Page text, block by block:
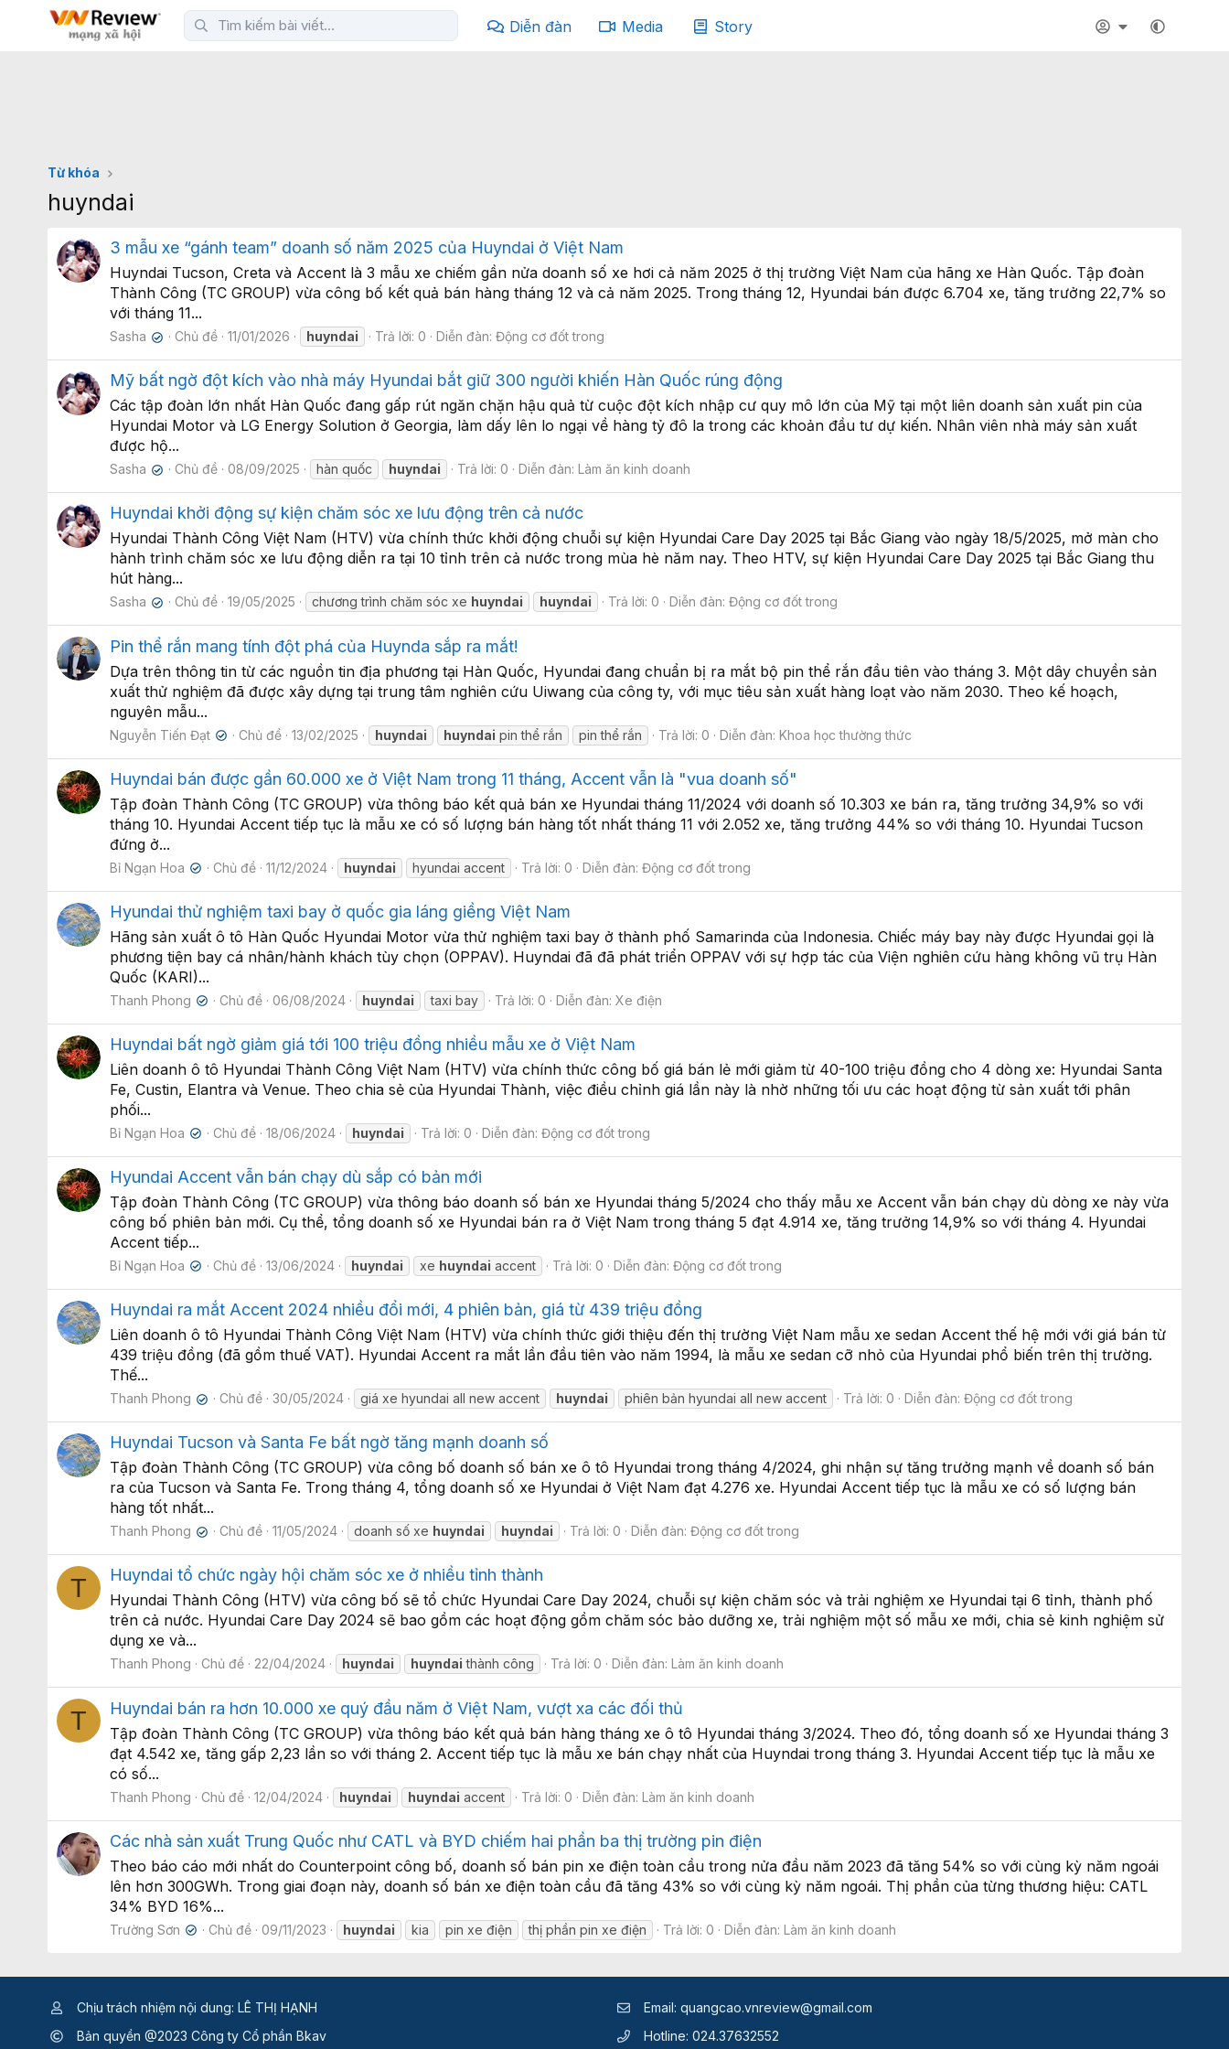
Diễn đàn Media Story
Từ khóa
huyndai
3 mẫu xe “gánh team” doanh số năm 2025 của Huyndai ở Việt Nam
Huyndai Tucson, Creta và Accent là 3 mẫu xe chiếm gần nửa doanh số xe hơi cả năm 2025 ở thị trường Việt Nam của hãng xe Hàn Quốc. Tập đoàn
Thành Công (TC GROUP) vừa công bố kết quả bán hàng tháng 12 và cả năm 2025. Trong tháng 12, Hyundai bán được 6.704 xe, tăng trưởng 22,7% so
với tháng 11...
Sasha ✔ Chủ đề 11/01/2026 huyndai Trả lời: 0 Diễn đàn:Động cơ đốt trong
Mỹ bất ngờ đột kích vào nhà máy Hyundai bắt giữ 300 người khiến Hàn Quốc rúng động
Các tập đoàn lớn nhất Hàn Quốc đang gấp rút ngăn chặn hậu quả từ cuộc đột kích nhập cư quy mô lớn của Mỹ tại một liên doanh sản xuất pin của
Hyundai Motor và LG Energy Solution ở Georgia, làm dấy lên lo ngại về hàng tỷ đô la trong các khoản đầu tư dự kiến. Nhân viên nhà máy sản xuất
được hộ...
Sasha ✔ Chủ đề 08/09/2025 hàn quốc huyndai Trả lời: 0 Diễn đàn:Làm ăn kinh doanh
Huyndai khởi động sự kiện chăm sóc xe lưu động trên cả nước
Hyundai Thành Công Việt Nam (HTV) vừa chính thức khởi động chuỗi sự kiện Hyundai Care Day 2025 tại Bắc Giang vào ngày 18/5/2025, mở màn cho
hành trình chăm sóc xe lưu động diễn ra tại 10 tỉnh trên cả nước trong mùa hè năm nay. Theo HTV, sự kiện Hyundai Care Day 2025 tại Bắc Giang thu
hút hàng...
Sasha ✔ Chủ đề 19/05/2025 chương trình chăm sóc xe huyndai huyndai Trả lời: 0 Diễn đàn:Động cơ đốt trong
Pin thể rắn mang tính đột phá của Huynda sắp ra mắt!
Dựa trên thông tin từ các nguồn tin địa phương tại Hàn Quốc, Hyundai đang chuẩn bị ra mắt bộ pin thể rắn đầu tiên vào tháng 3. Một dây chuyền sản
xuất thử nghiệm đã được xây dựng tại trung tâm nghiên cứu Uiwang của công ty, với mục tiêu sản xuất hàng loạt vào năm 2030. Theo kế hoạch,
nguyên mẫu...
Nguyễn Tiến Đạt ✔ Chủ đề 13/02/2025 huyndai huyndai pin thể rắn pin thể rắn Trả lời: 0 Diễn đàn:Khoa học thường thức
Huyndai bán được gần 60.000 xe ở Việt Nam trong 11 tháng, Accent vẫn là "vua doanh số"
Tập đoàn Thành Công (TC GROUP) vừa thông báo kết quả bán xe Hyundai tháng 11/2024 với doanh số 10.303 xe bán ra, tăng trưởng 34,9% so với
tháng 10. Hyundai Accent tiếp tục là mẫu xe có số lượng bán hàng tốt nhất tháng 11 với 2.052 xe, tăng trưởng 44% so với tháng 10. Hyundai Tucson
đứng ở...
Bỉ Ngạn Hoa ✔ Chủ đề 11/12/2024 huyndai hyundai accent Trả lời: 0 Diễn đàn:Động cơ đốt trong
Hyundai thử nghiệm taxi bay ở quốc gia láng giềng Việt Nam
Hãng sản xuất ô tô Hàn Quốc Hyundai Motor vừa thử nghiệm taxi bay ở thành phố Samarinda của Indonesia. Chiếc máy bay này được Hyundai gọi là
phương tiện bay cá nhân/hành khách tùy chọn (OPPAV). Huyndai đã đã phát triển OPPAV với sự hợp tác của Viện nghiên cứu hàng không vũ trụ Hàn
Quốc (KARI)...
Thanh Phong ✔ Chủ đề 06/08/2024 huyndai taxi bay Trả lời: 0 Diễn đàn:Xe điện
Huyndai bất ngờ giảm giá tới 100 triệu đồng nhiều mẫu xe ở Việt Nam
Liên doanh ô tô Hyundai Thành Công Việt Nam (HTV) vừa chính thức công bố giá bán lẻ mới giảm từ 40-100 triệu đồng cho 4 dòng xe: Hyundai Santa
Fe, Custin, Elantra và Venue. Theo chia sẻ của Hyundai Thành, việc điều chỉnh giá lần này là nhờ những tối ưu các hoạt động từ sản xuất tới phân
phối...
Bỉ Ngạn Hoa ✔ Chủ đề 18/06/2024 huyndai Trả lời: 0 Diễn đàn:Động cơ đốt trong
Hyundai Accent vẫn bán chạy dù sắp có bản mới
Tập đoàn Thành Công (TC GROUP) vừa thông báo doanh số bán xe Hyundai tháng 5/2024 cho thấy mẫu xe Accent vẫn bán chạy dù dòng xe này vừa
công bố phiên bản mới. Cụ thể, tổng doanh số xe Hyundai bán ra ở Việt Nam trong tháng 5 đạt 4.914 xe, tăng trưởng 14,9% so với tháng 4. Hyundai
Accent tiếp...
Bỉ Ngạn Hoa ✔ Chủ đề 13/06/2024 huyndai xe huyndai accent Trả lời: 0 Diễn đàn:Động cơ đốt trong
Huyndai ra mắt Accent 2024 nhiều đổi mới, 4 phiên bản, giá từ 439 triệu đồng
Liên doanh ô tô Hyundai Thành Công Việt Nam (HTV) vừa chính thức giới thiệu đến thị trường Việt Nam mẫu xe sedan Accent thế hệ mới với giá bán từ
439 triệu đồng (đã gồm thuế VAT). Hyundai Accent ra mắt lần đầu tiên vào năm 1994, là mẫu xe sedan cỡ nhỏ của Hyundai phổ biến trên thị trường.
Thế...
Thanh Phong ✔ Chủ đề 30/05/2024 giá xe hyundai all new accent huyndai phiên bản hyundai all new accent Trả lời: 0 Diễn đàn:Động cơ đốt trong
Huyndai Tucson và Santa Fe bất ngờ tăng mạnh doanh số
Tập đoàn Thành Công (TC GROUP) vừa công bố doanh số bán xe ô tô Hyundai trong tháng 4/2024, ghi nhận sự tăng trưởng mạnh về doanh số bán
ra của Tucson và Santa Fe. Trong tháng 4, tổng doanh số xe Hyundai ở Việt Nam đạt 4.276 xe. Hyundai Accent tiếp tục là mẫu xe có số lượng bán
hàng tốt nhất...
Thanh Phong ✔ Chủ đề 11/05/2024 doanh số xe huyndai huyndai Trả lời: 0 Diễn đàn:Động cơ đốt trong
T Huyndai tổ chức ngày hội chăm sóc xe ở nhiều tỉnh thành
Hyundai Thành Công (HTV) vừa công bố sẽ tổ chức Hyundai Care Day 2024, chuỗi sự kiện chăm sóc và trải nghiệm xe Hyundai tại 6 tỉnh, thành phố
trên cả nước. Hyundai Care Day 2024 sẽ bao gồm các hoạt động gồm chăm sóc bảo dưỡng xe, trải nghiệm một số mẫu xe mới, chia sẻ kinh nghiệm sử
dụng xe và...
Thanh Phong Chủ đề 22/04/2024 huyndai huyndai thành công Trả lời: 0 Diễn đàn: Làm ăn kinh doanh
T Huyndai bán ra hơn 10.000 xe quý đầu năm ở Việt Nam, vượt xa các đối thủ
Tập đoàn Thành Công (TC GROUP) vừa thông báo kết quả bán hàng tháng xe ô tô Hyundai tháng 3/2024. Theo đó, tổng doanh số xe Hyundai tháng 3
đạt 4.542 xe, tăng gấp 2,23 lần so với tháng 2. Accent tiếp tục là mẫu xe bán chạy nhất của Huyndai trong tháng 3. Hyundai Accent tiếp tục là mẫu xe
có số...
Thanh Phong Chủ đề 12/04/2024 huyndai huyndai accent Trả lời: 0 Diễn đàn: Làm ăn kinh doanh
Các nhà sản xuất Trung Quốc như CATL và BYD chiếm hai phần ba thị trường pin điện
Theo báo cáo mới nhất do Counterpoint công bố, doanh số bán pin xe điện toàn cầu trong nửa đầu năm 2023 đã tăng 54% so với cùng kỳ năm ngoái
lên hơn 300GWh. Trong giai đoạn này, doanh số bán xe điện toàn cầu đã tăng 43% so với cùng kỳ năm ngoái. Thị phần của từng thương hiệu: CATL
34% BYD 16%...
Trường Sơn ✔ Chủ đề 09/11/2023 huyndai kia pin xe điện thị phần pin xe điện Trả lời: 0 Diễn đàn:Làm ăn kinh doanh
Chịu trách nhiệm nội dung: LÊ THỊ HẠNH
Bản quyền @2023 Công ty Cổ phần Bkav
Email: quangcao.vnreview@gmail.com
Hotline: 024.37632552